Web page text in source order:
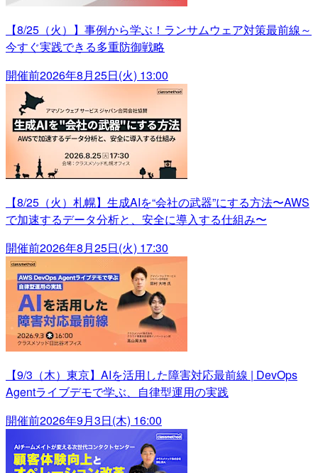
【8/25（火）】事例から学ぶ！ランサムウェア対策最前線～
今すぐ実践できる多重防御戦略
開催前2026年8月25日(火) 13:00
【8/25（火）札幌】生成AIを“会社の武器”にする方法〜AWS
で加速するデータ分析と、安全に導入する仕組み〜
開催前2026年8月25日(火) 17:30
【9/3（木）東京】AIを活用した障害対応最前線 | DevOps
Agentライブデモで学ぶ、自律型運用の実践
開催前2026年9月3日(木) 16:00